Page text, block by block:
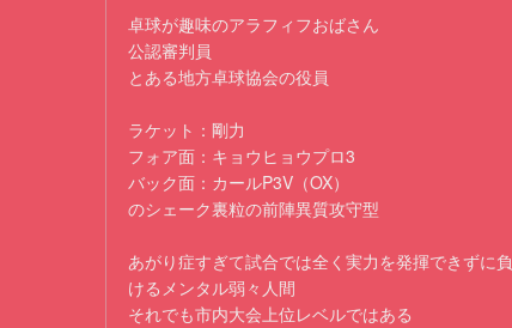
卓球が趣味のアラフィフおばさん
公認審判員
とある地方卓球協会の役員
ラケット：剛力
フォア面：キョウヒョウプロ3
バック面：カールP3V（OX）
のシェーク裏粒の前陣異質攻守型
あがり症すぎて試合では全く実力を発揮できずに負
けるメンタル弱々人間
それでも市内大会上位レベルではある